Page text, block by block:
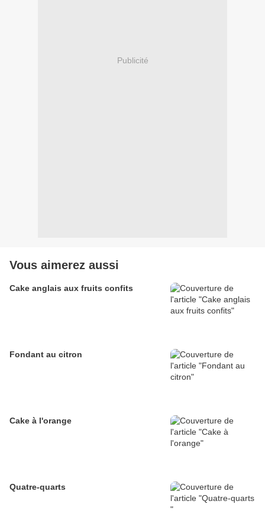
Publicité
Vous aimerez aussi
Cake anglais aux fruits confits
Fondant au citron
Cake à l'orange
Quatre-quarts